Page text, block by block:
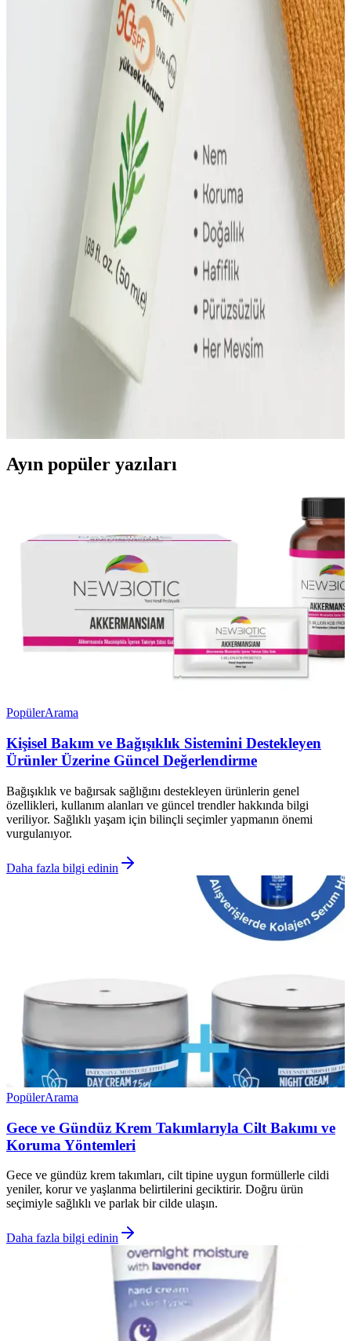
Bronzlaştırıcı Güneş Koruma Yağları: Güvenli
Bronzluk ve Güneş Koruması Rehberi
Güneşin zararlı etkilerine karşı koruyan, bronzluk kazandıran ve
suya dayanıklı güneş koruma yağları hakkında detaylı bilgi. Doğru
kullanım ile sağlıklı bronzluk ve güneş koruması sağlar.
Nem ve Işık Veren Cilt Bakımı: Bilimsel
Yaklaşımlarla Sağlıklı Cilt İpuçları
Cilt sağlığını korumak ve doğal ışıltıyı artırmak için düzenli bakım,
doğru ürün kullanımı ve güneş koruma önemlidir. Sağlıklı beslenme
ve stres yönetimi de cilt güzelliğine katkı sağlar.
Güneş Kremi Seçiminde Koruma Performansı ve
Güvenilirlik Analizi
Güneş kremi seçiminde SPF, geniş spektrum ve suya dayanıklılık
gibi faktörler göz önünde bulundurulmalı, doğru kullanımla cilt
Fondötenli Güneş Kremi Nedir, Nasıl Kullanılır ve
Doğal Görünüm Sağlar mı
Fondötenli güneş kremleri, güneş koruma ve makyajı bir arada
Ayın popüler yazıları
PopülerArama
Kişisel Bakım ve Bağışıklık Sistemini Destekleyen
Ürünler Üzerine Güncel Değerlendirme
Bağışıklık ve bağırsak sağlığını destekleyen ürünlerin genel
özellikleri, kullanım alanları ve güncel trendler hakkında bilgi
veriliyor. Sağlıklı yaşam için bilinçli seçimler yapmanın önemi
vurgulanıyor.
Daha fazla bilgi edinin
PopülerArama
Gece ve Gündüz Krem Takımlarıyla Cilt Bakımı ve
Koruma Yöntemleri
Gece ve gündüz krem takımları, cilt tipine uygun formüllerle cildi
yeniler, korur ve yaşlanma belirtilerini geciktirir. Doğru ürün
seçimiyle sağlıklı ve parlak bir cilde ulaşın.
Daha fazla bilgi edinin